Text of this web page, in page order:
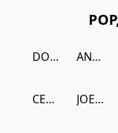
DOMI & JD BECK ANGINE DE POITRINE
CEDRIC BROOKS JOEY QUIÑONES